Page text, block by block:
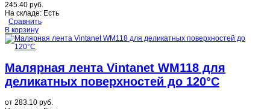
245.40 руб.
На складе: Есть
Сравнить
В корзину
Малярная лента Vintanet WM118 для
деликатных поверхностей до 120°C
от 283.10 руб.